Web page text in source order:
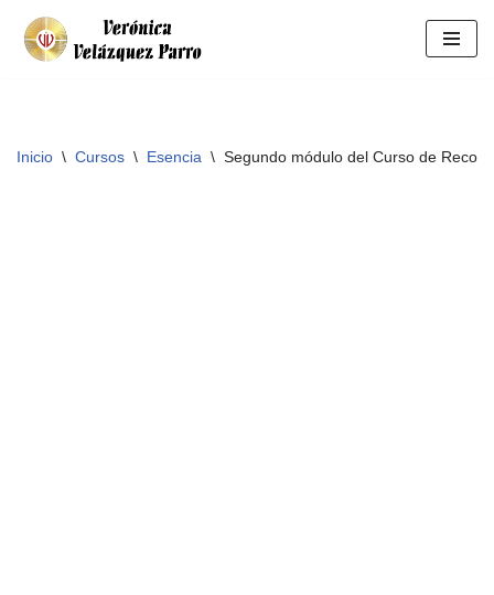
Saltar
Inicio \ Cursos \ Esencia \ Segundo módulo del Curso de